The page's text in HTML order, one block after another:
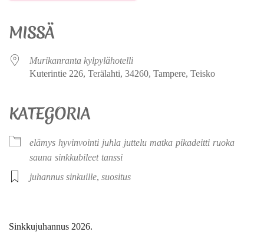
MISSÄ
Murikanranta kylpylähotelli
Kuterintie 226, Terälahti, 34260, Tampere, Teisko
KATEGORIA
elämys hyvinvointi juhla juttelu matka pikadeitti ruoka
sauna sinkkubileet tanssi
juhannus sinkuille, suositus
Sinkkujuhannus 2026.